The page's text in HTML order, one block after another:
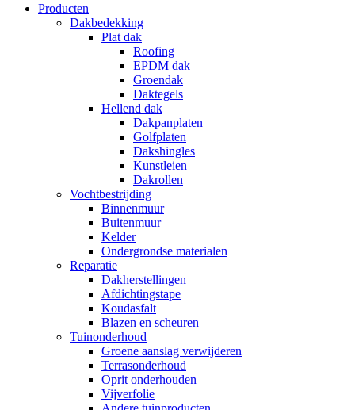
Producten
Dakbedekking
Plat dak
Roofing
EPDM dak
Groendak
Daktegels
Hellend dak
Dakpanplaten
Golfplaten
Dakshingles
Kunstleien
Dakrollen
Vochtbestrijding
Binnenmuur
Buitenmuur
Kelder
Ondergrondse materialen
Reparatie
Dakherstellingen
Afdichtingstape
Koudasfalt
Blazen en scheuren
Tuinonderhoud
Groene aanslag verwijderen
Terrasonderhoud
Oprit onderhouden
Vijverfolie